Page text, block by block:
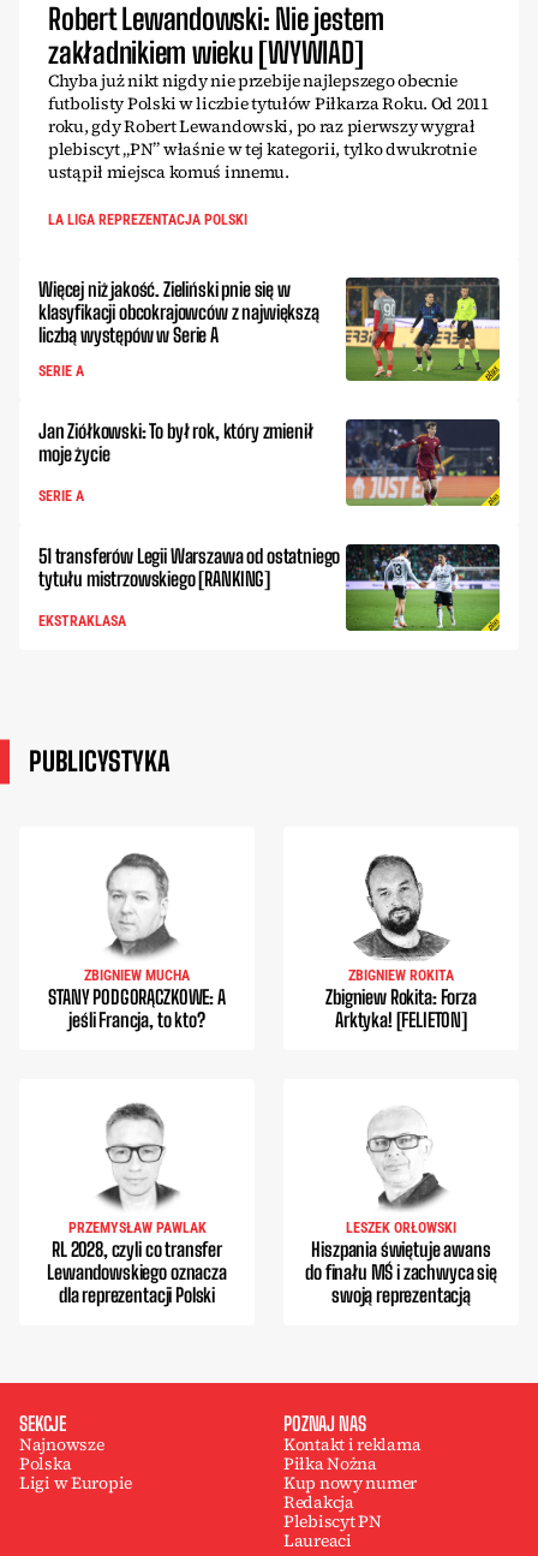
Robert Lewandowski: Nie jestem
zakładnikiem wieku [WYWIAD]
Chyba już nikt nigdy nie przebije najlepszego obecnie
futbolisty Polski w liczbie tytułów Piłkarza Roku. Od 2011
roku, gdy Robert Lewandowski, po raz pierwszy wygrał
plebiscyt „PN” właśnie w tej kategorii, tylko dwukrotnie
ustąpił miejsca komuś innemu.
LA LIGA REPREZENTACJA POLSKI
Więcej niż jakość. Zieliński pnie się w
klasyfikacji obcokrajowców z największą
liczbą występów w Serie A
SERIE A
Jan Ziółkowski: To był rok, który zmienił
moje życie
SERIE A
51 transferów Legii Warszawa od ostatniego
tytułu mistrzowskiego [RANKING]
EKSTRAKLASA
PUBLICYSTYKA
ZBIGNIEW MUCHA
STANY PODGORĄCZKOWE: A
jeśli Francja, to kto?
ZBIGNIEW ROKITA
Zbigniew Rokita: Forza
Arktyka! [FELIETON]
PRZEMYSŁAW PAWLAK
RL 2028, czyli co transfer
Lewandowskiego oznacza
dla reprezentacji Polski
LESZEK ORŁOWSKI
Hiszpania świętuje awans
do finału MŚ i zachwyca się
swoją reprezentacją
SEKCJE
Najnowsze
Polska
Ligi w Europie
POZNAJ NAS
Kontakt i reklama
Piłka Nożna
Kup nowy numer
Redakcja
Plebiscyt PN
Laureaci